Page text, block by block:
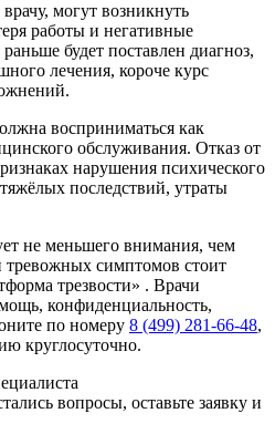
могут возникнуть
работы и негативные
будет поставлен диагноз,
лечения, короче курс
восприниматься как
обслуживания. Отказ от
нарушения психического
последствий, утраты
не меньшего внимания, чем
симптомов стоит
трезвости» . Врачи
конфиденциальность,
по номеру 8 (499) 281-66-48,
круглосуточно.
вопросы, оставьте заявку и